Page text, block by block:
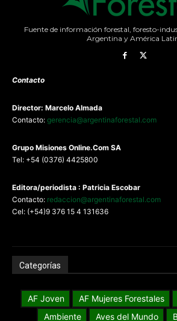
Fuente de información forestal, foresto-
Argentina y América
Contacto
Director: Marcelo Almada
Contacto: gerencia@argentinaforestal.com
Grupo Misiones Online.Com SA
Tel: +54 (0376) 4425800
Editora/periodista : Patricia Escobar
Contacto: redaccion@argentinaforestal.com
Cel: (+54)9 376 15 4 131636
Categorías
AF Joven AF Mujeres Forestales
Ambiente
Aves del Mundo